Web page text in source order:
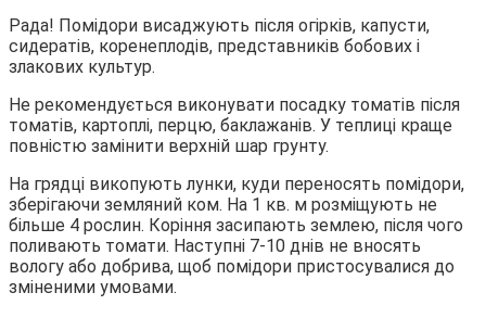
Рада! Помідори висаджують після огірків, капусти,
сидератів, коренеплодів, представників бобових і
злакових культур.
Не рекомендується виконувати посадку томатів після
томатів, картоплі, перцю, баклажанів. У теплиці краще
повністю замінити верхній шар грунту.
На грядці викопують лунки, куди переносять помідори,
зберігаючи земляний ком. На 1 кв. м розміщують не
більше 4 рослин. Коріння засипають землею, після чого
поливають томати. Наступні 7-10 днів не вносять
вологу або добрива, щоб помідори пристосувалися до
зміненими умовами.